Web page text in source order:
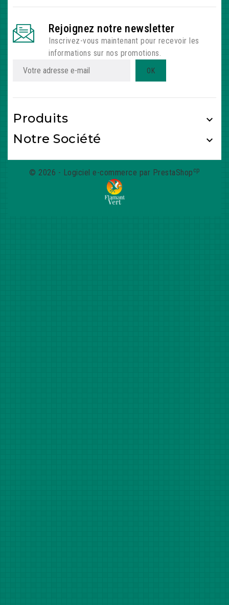
Rejoignez notre newsletter
Inscrivez-vous maintenant pour recevoir les
informations sur nos promotions.
Produits 
Notre Société 
© 2026 - Logiciel e-commerce par PrestaShop cp